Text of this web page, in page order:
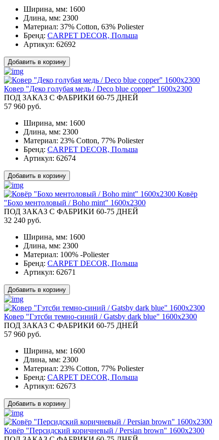
Ширина, мм: 1600
Длина, мм: 2300
Материал: 37% Cotton, 63% Poliester
Бренд: CARPET DECOR, Польша
Артикул: 62692
Добавить в корзину
Ковер "Деко голубая медь / Deco blue copper" 1600x2300
ПОД ЗАКАЗ С ФАБРИКИ 60-75 ДНЕЙ
57 960 руб.
Ширина, мм: 1600
Длина, мм: 2300
Материал: 23% Cotton, 77% Poliester
Бренд: CARPET DECOR, Польша
Артикул: 62674
Добавить в корзину
Ковёр
"Бохо ментоловый / Boho mint" 1600x2300
ПОД ЗАКАЗ С ФАБРИКИ 60-75 ДНЕЙ
32 240 руб.
Ширина, мм: 1600
Длина, мм: 2300
Материал: 100% -Poliester
Бренд: CARPET DECOR, Польша
Артикул: 62671
Добавить в корзину
Ковер "Гэтсби темно-синий / Gatsby dark blue" 1600x2300
ПОД ЗАКАЗ С ФАБРИКИ 60-75 ДНЕЙ
57 960 руб.
Ширина, мм: 1600
Длина, мм: 2300
Материал: 23% Cotton, 77% Poliester
Бренд: CARPET DECOR, Польша
Артикул: 62673
Добавить в корзину
Ковёр "Персидский коричневый / Persian brown" 1600x2300